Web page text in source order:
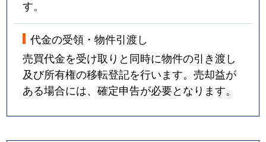
す。
代金の受領・物件引渡し
売買代金を受け取りと同時に物件の引き渡し
及び所有権の移転登記を行います。売却益が
ある場合には、確定申告が必要となります。